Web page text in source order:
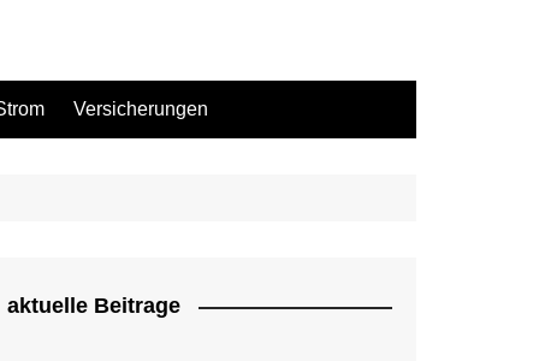
Versicherungen
aktuelle Beitrage